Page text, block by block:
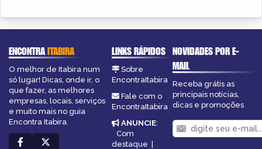
ENCONTRAITABIRA
O melhor de Itabira num
só lugar! Dicas, onde ir, o
que fazer, as melhores
empresas, locais, serviços
e muito mais no guia
Encontra Itabira.
LINKS RÁPIDOS
Sobre
EncontraItabira
Fale com o
EncontraItabira
ANUNCIE:
Com
destaque |
NOVIDADES POR E-
MAIL
Receba grátis as
principais notícias,
dicas e promoções